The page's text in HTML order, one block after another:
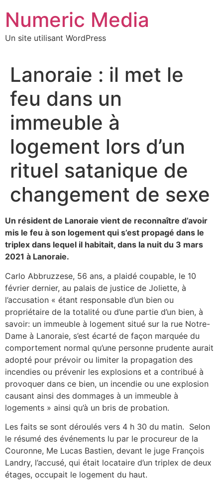
contenu
Numeric Media
Un site utilisant WordPress
Lanoraie : il met le
feu dans un
immeuble à
logement lors d’un
rituel satanique de
changement de sexe
Un résident de Lanoraie vient de reconnaître d’avoir
mis le feu à son logement qui s’est propagé dans le
triplex dans lequel il habitait, dans la nuit du 3 mars
2021 à Lanoraie.
Carlo Abbruzzese, 56 ans, a plaidé coupable, le 10
février dernier, au palais de justice de Joliette, à
l’accusation « étant responsable d’un bien ou
propriétaire de la totalité ou d’une partie d’un bien, à
savoir: un immeuble à logement situé sur la rue Notre-
Dame à Lanoraie, s’est écarté de façon marquée du
comportement normal qu’une personne prudente aurait
adopté pour prévoir ou limiter la propagation des
incendies ou prévenir les explosions et a contribué à
provoquer dans ce bien, un incendie ou une explosion
causant ainsi des dommages à un immeuble à
logements » ainsi qu’à un bris de probation.
Les faits se sont déroulés vers 4 h 30 du matin. Selon
le résumé des événements lu par le procureur de la
Couronne, Me Lucas Bastien, devant le juge François
Landry, l’accusé, qui était locataire d’un triplex de deux
étages, occupait le logement du haut.